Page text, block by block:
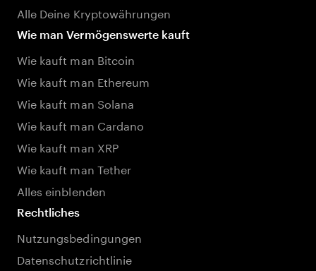
Alle Deine Kryptowährungen
Wie man Vermögenswerte kauft
Wie kauft man Bitcoin
Wie kauft man Ethereum
Wie kauft man Solana
Wie kauft man Cardano
Wie kauft man XRP
Wie kauft man Tether
Alles einblenden
Rechtliches
Nutzungsbedingungen
Datenschutzrichtlinie